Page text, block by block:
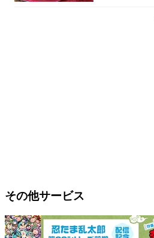
その他サービス